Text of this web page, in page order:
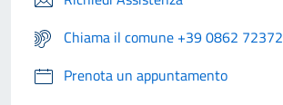
Chiama il comune +39 0862 72372
Prenota un appuntamento